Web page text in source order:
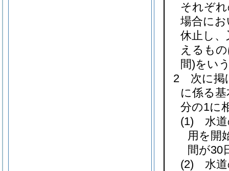
それぞ
場合に
休止し
えるも
間)をい
2 次に掲
に係る
分の1に
(1) 水道
用を開
間が30
(2) 水道